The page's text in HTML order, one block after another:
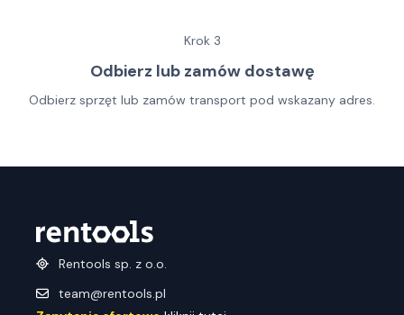
Krok 3
Odbierz lub zamów dostawę
Odbierz sprzęt lub zamów transport pod wskazany adres.
Rentools sp. z o.o.
team@rentools.pl